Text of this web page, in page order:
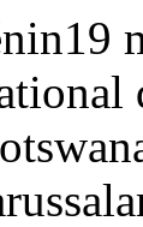
19